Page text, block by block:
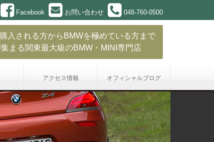
Facebook お問い合わせ 048-760-0500
入される方からBMWを極めている方まで
まる関東最大級のBMW・MINI専門店
アクセス情報 オフィシャルブログ